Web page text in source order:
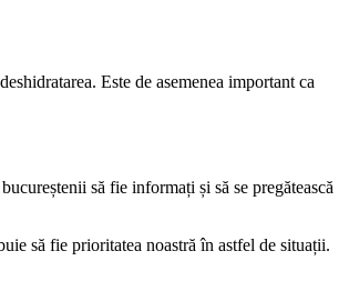
Este de asemenea important ca
să fie informați și să se pregătească
să fie prioritatea noastră în astfel de situații.